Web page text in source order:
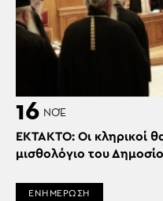
16 ΝΟΈ
ΕΚΤΑΚΤΟ: Οι κληρικοί
μισθολόγιο του
ΕΝΗΜΕΡΩΣΗ